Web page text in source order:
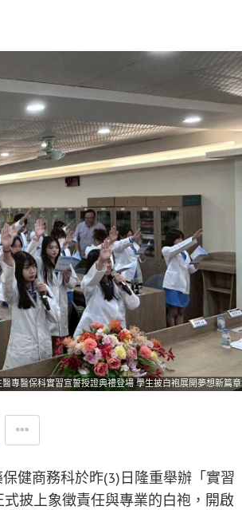
醫專醫保科實習宣誓授證典禮登場 學生披白袍展開夢想新篇章
健商務科於昨(3)日隆重舉辦「實習
披上象徵責任與專業的白袍，開啟